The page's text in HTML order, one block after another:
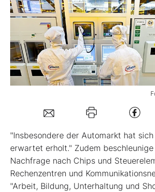
BO-Musterdepots
Experten
Mein B:O
Kontakt
-%
"Insbesondere der Automarkt hat
erwartet erholt." Zudem
Nachfrage nach Chips und
Rechenzentren und
"Arbeit, Bildung, Unterhaltung und